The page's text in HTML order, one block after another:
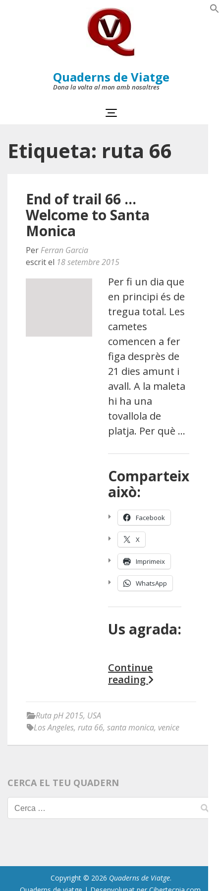
Quaderns de Viatge
Dona la volta al mon amb nosaltres
Etiqueta: ruta 66
End of trail 66 …
Welcome to Santa
Monica
Per Ferran Garcia
escrit el 18 setembre 2015
Per fi un dia que
en principi és de
tregua total. Les
cametes
comencen a fer
figa desprès de
21 dies amunt i
avall. A la maleta
hi ha una
tovallola de
platja. Per què …
Comparteix
això:
Facebook
X
Imprimeix
WhatsApp
Us agrada:
Continue
reading
Ruta pH 2015, USA
Los Angeles, ruta 66, santa monica, venice
CERCA EL TEU QUADERN
Cerca:
Copyright © 2026 Quaderns de Viatge.